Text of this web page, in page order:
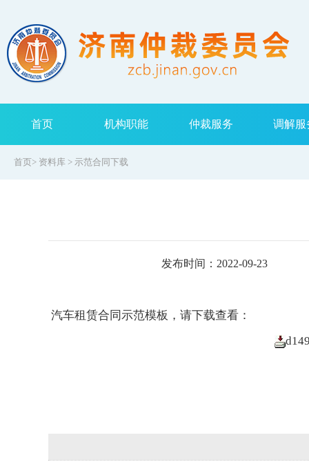
首页 机构职能 仲裁服务 调解服
首页> 资料库 > 示范合同下载
发布时间：2022-09-23
汽车租赁合同示范模板，请下载查看：